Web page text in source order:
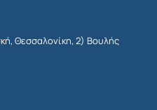
Θεσσαλονίκη, 2) Βουλής